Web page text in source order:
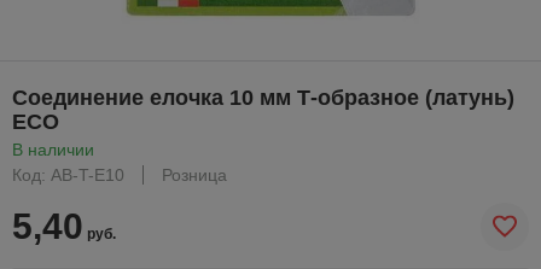
Соединение елочка 10 мм Т-образное (латунь)
ECO
В наличии
Код: AB-T-E10
Розница
5,40 руб.